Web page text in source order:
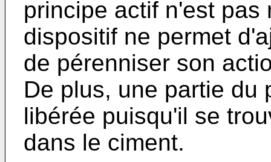
principe actif n'est
dispositif ne permet
de pérenniser son
De plus, une partie du
libérée puisqu'il se
dans le ciment.